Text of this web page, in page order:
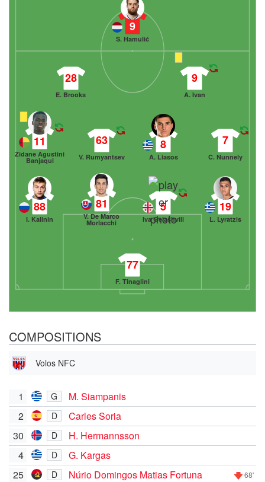
9
S. Hamulić
77
F. Tinaglini
88
I. Kalinin
81
V. De Marco
Morlacchi
5
Iva Gelashvili
19
L. Lyratzis
11
Zidane Agustini
Banjaqui
63
V. Rumyantsev
8
A. Liasos
7
C. Nunnely
28
E. Brooks
9
A. Ivan
COMPOSITIONS
Volos NFC
1 G
M. Siampanis
2
D
Carles Soria
30
D
H. Hermannsson
4
D
G. Kargas
25
D Núrio Domingos Matias Fortuna 68'